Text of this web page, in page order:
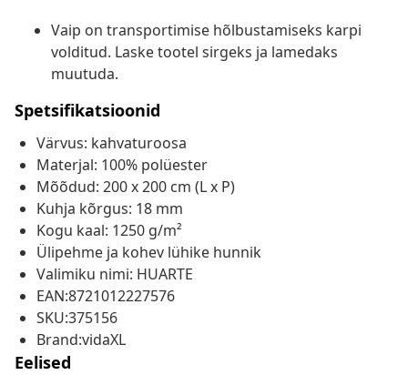
Vaip on transportimise hõlbustamiseks karpi
volditud. Laske tootel sirgeks ja lamedaks
muutuda.
Spetsifikatsioonid
Värvus: kahvaturoosa
Materjal: 100% polüester
Mõõdud: 200 x 200 cm (L x P)
Kuhja kõrgus: 18 mm
Kogu kaal: 1250 g/m²
Ülipehme ja kohev lühike hunnik
Valimiku nimi: HUARTE
EAN:8721012227576
SKU:375156
Brand:vidaXL
Eelised